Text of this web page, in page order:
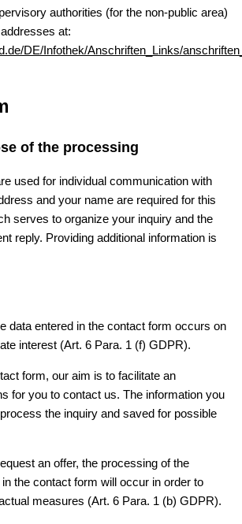
authorities (for the non-public area)
at:
DE/Infothek/Anschriften_Links/
of the processing
used for individual communication with
and your name are required for this
serves to organize your inquiry and the
reply. Providing additional information is
data entered in the contact form occurs on
interest (Art. 6 Para. 1 (f) GDPR).
form, our aim is to facilitate an
for you to contact us. The information you
the inquiry and saved for possible
an offer, the processing of the
the contact form will occur in order to
measures (Art. 6 Para. 1 (b) GDPR).